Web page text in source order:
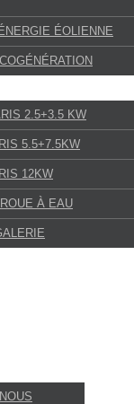
ÉOLIENNE
2.5+3.5 KW
5.5+7.5KW
12KW
À EAU